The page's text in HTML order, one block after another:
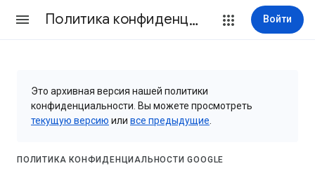
Политика конфиденциальности и Условия использования Войти
Это архивная версия нашей политики
конфиденциальности. Вы можете просмотреть
текущую версию или все предыдущие
ПОЛИТИКА КОНФИДЕНЦИАЛЬНОСТИ GOOGLE